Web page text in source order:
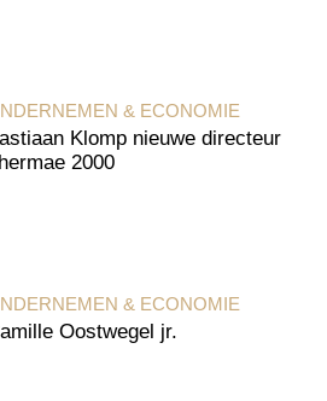
& ECONOMIE
Klomp nieuwe directeur
2000
& ECONOMIE
Oostwegel jr.